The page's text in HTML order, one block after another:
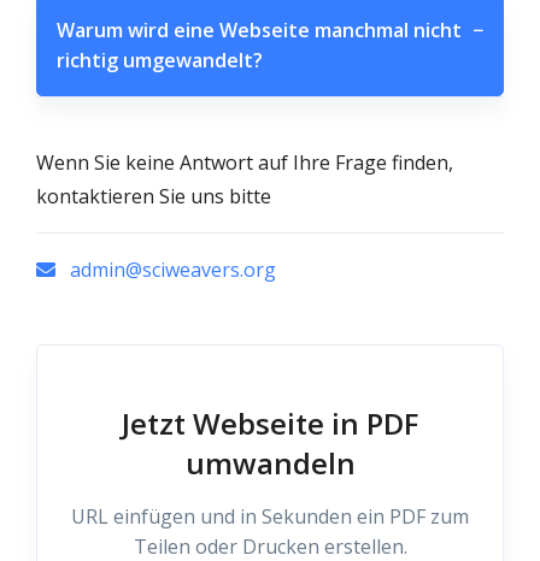
Warum wird eine Webseite manchmal nicht
richtig umgewandelt?
−
Wenn Sie keine Antwort auf Ihre Frage finden,
kontaktieren Sie uns bitte
admin@sciweavers.org
Jetzt Webseite in PDF
umwandeln
URL einfügen und in Sekunden ein PDF zum
Teilen oder Drucken erstellen.